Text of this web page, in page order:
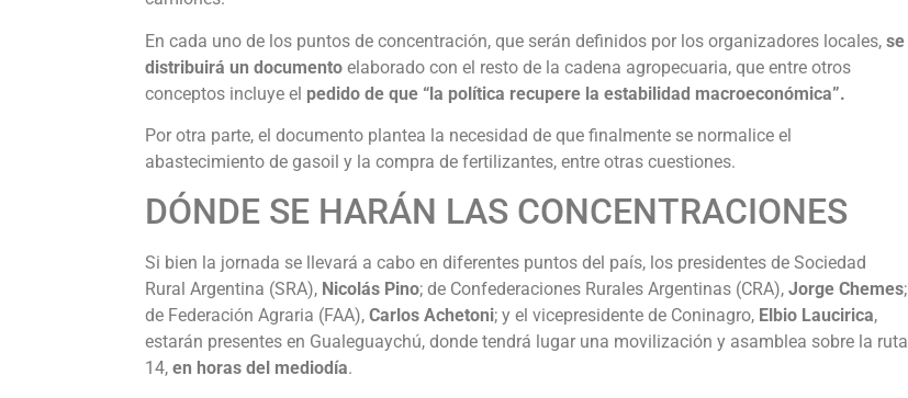
En cada uno de los puntos de concentración, que serán definidos por los organizadores locales, se
distribuirá un documento elaborado con el resto de la cadena agropecuaria, que entre otros
conceptos incluye el pedido de que “la política recupere la estabilidad macroeconómica”.
Por otra parte, el documento plantea la necesidad de que finalmente se normalice el
abastecimiento de gasoil y la compra de fertilizantes, entre otras cuestiones.
DÓNDE SE HARÁN LAS CONCENTRACIONES
Si bien la jornada se llevará a cabo en diferentes puntos del país, los presidentes de Sociedad
Rural Argentina (SRA), Nicolás Pino; de Confederaciones Rurales Argentinas (CRA), Jorge Chemes;
de Federación Agraria (FAA), Carlos Achetoni; y el vicepresidente de Coninagro, Elbio Laucirica,
estarán presentes en Gualeguaychú, donde tendrá lugar una movilización y asamblea sobre la ruta
14, en horas del mediodía.